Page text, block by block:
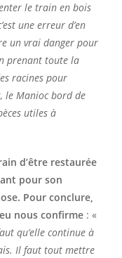
le train en bois
une erreur d’en
un vrai danger pour
prenant toute la
racines pour
le Manioc bord de
utiles à
d’être restaurée
pour son
Pour conclure,
nous confirme : «
qu’elle continue à
Il faut tout mettre